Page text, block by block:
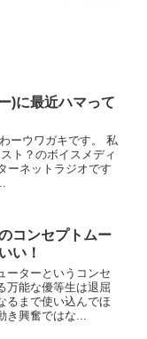
)に最近ハマって
ーウワガキです。 私
ト？のボイスメディ
ーネットラジオです
コンセプトムー
い！
ーターというコンセ
万能な優等生は退屈
るまで使い込んでほ
興奮ではな...